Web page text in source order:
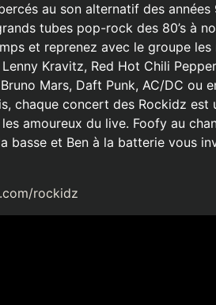
au son alternatif des
tubes pop-rock des 80’s à
et reprenez avec le groupe les
Kravitz, Red Hot Chili
Mars, Daft Punk, AC/DC ou
chaque concert des Rockidz est
amoureux du live. Foofy au
basse et Ben à la batterie vous
rockidz